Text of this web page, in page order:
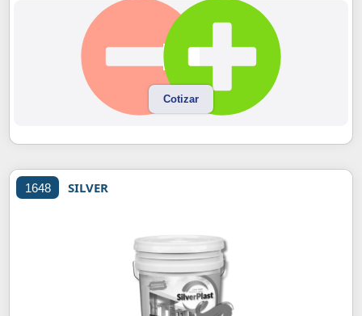
Cotizar
1648 SILVER